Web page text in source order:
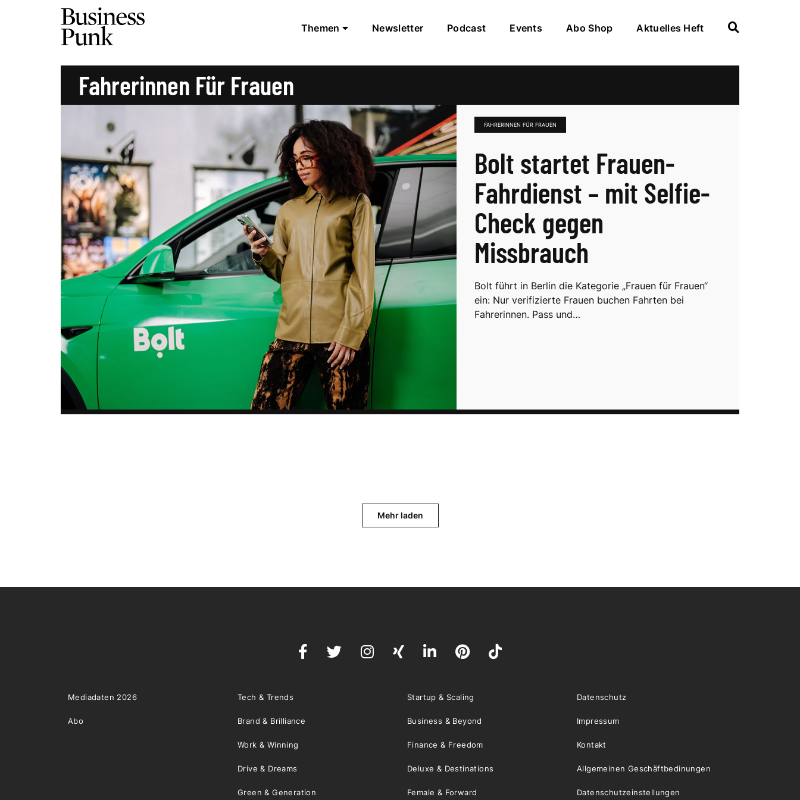
Themen Newsletter Podcast Events Abo Shop Aktuelles Heft
Fahrerinnen Für Frauen
FAHRERINNEN FÜR FRAUEN
Bolt startet Frauen-
Fahrdienst – mit Selfie-
Check gegen
Missbrauch
Bolt führt in Berlin die Kategorie „Frauen für Frauen“
ein: Nur verifizierte Frauen buchen Fahrten bei
Fahrerinnen. Pass und…
Mehr laden
Mediadaten 2026
Abo
Tech & Trends Startup & Scaling
Brand & Brilliance Business & Beyond
Work & Winning Finance & Freedom
Drive & Dreams Deluxe & Destinations
Green & Generation Female & Forward
Datenschutz
Impressum
Kontakt
Allgemeinen Geschäftbedinungen
Datenschutzeinstellungen